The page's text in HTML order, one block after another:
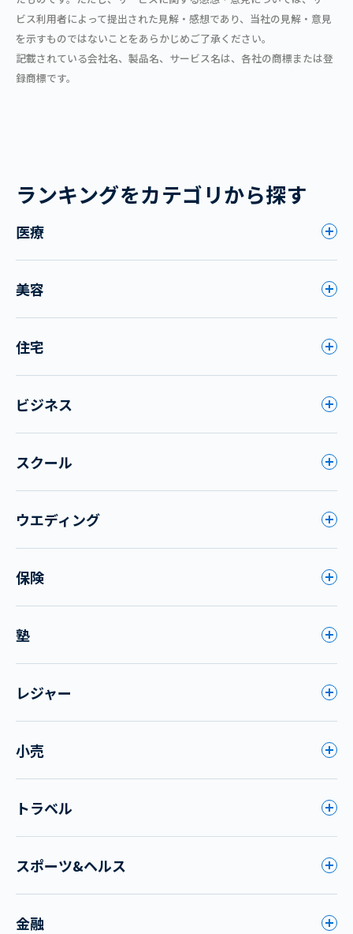
ビス利用者によって提出された見解・感想であり、当社の見解・意見
を示すものではないことをあらかじめご了承ください。
記載されている会社名、製品名、サービス名は、各社の商標または登
録商標です。
ランキングをカテゴリから探す
医療
美容
住宅
ビジネス
スクール
ウエディング
保険
塾
レジャー
小売
トラベル
スポーツ&ヘルス
金融